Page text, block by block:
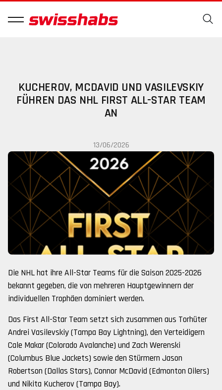
KUCHEROV, MCDAVID UND VASILEVSKIY
FÜHREN DAS NHL FIRST ALL-STAR TEAM
AN
13/06/2026
Die NHL hat ihre All-Star Teams für die Saison 2025-2026
bekannt gegeben, die von mehreren Hauptgewinnern der
individuellen Trophäen dominiert werden.
Das First All-Star Team setzt sich zusammen aus Torhüter
Andrei Vasilevskiy (Tampa Bay Lightning), den Verteidigern
Cale Makar (Colorado Avalanche) und Zach Werenski
(Columbus Blue Jackets) sowie den Stürmern Jason
Robertson (Dallas Stars), Connor McDavid (Edmonton Oilers)
und Nikita Kucherov (Tampa Bay).